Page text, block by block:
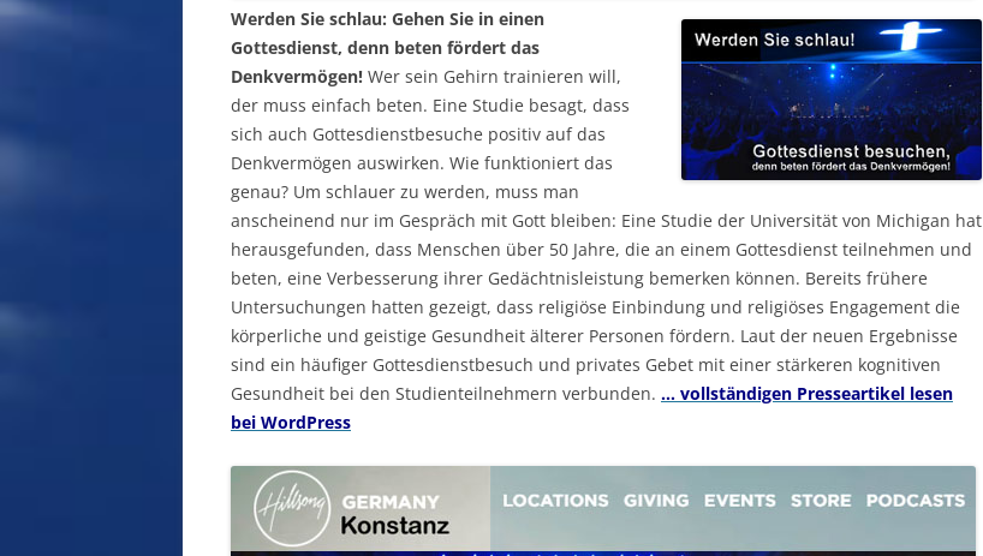
Werden Sie schlau: Gehen Sie in einen
Gottesdienst, denn beten fördert das
Denkvermögen! Wer sein Gehirn trainieren will,
der muss einfach beten. Eine Studie besagt, dass
sich auch Gottesdienstbesuche positiv auf das
Denkvermögen auswirken. Wie funktioniert das
genau? Um schlauer zu werden, muss man
anscheinend nur im Gespräch mit Gott bleiben: Eine Studie der Universität von Michigan hat
herausgefunden, dass Menschen über 50 Jahre, die an einem Gottesdienst teilnehmen und
beten, eine Verbesserung ihrer Gedächtnisleistung bemerken können. Bereits frühere
Untersuchungen hatten gezeigt, dass religiöse Einbindung und religiöses Engagement die
körperliche und geistige Gesundheit älterer Personen fördern. Laut der neuen Ergebnisse
sind ein häufiger Gottesdienstbesuch und privates Gebet mit einer stärkeren kognitiven
Gesundheit bei den Studienteilnehmern verbunden. … vollständigen Presseartikel lesen
bei WordPress